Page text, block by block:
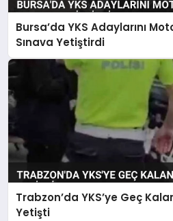
Bursa’da YKS Adaylarını
Sınava Yetiştirdi
Trabzon’da YKS’ye Geç
Yetişti